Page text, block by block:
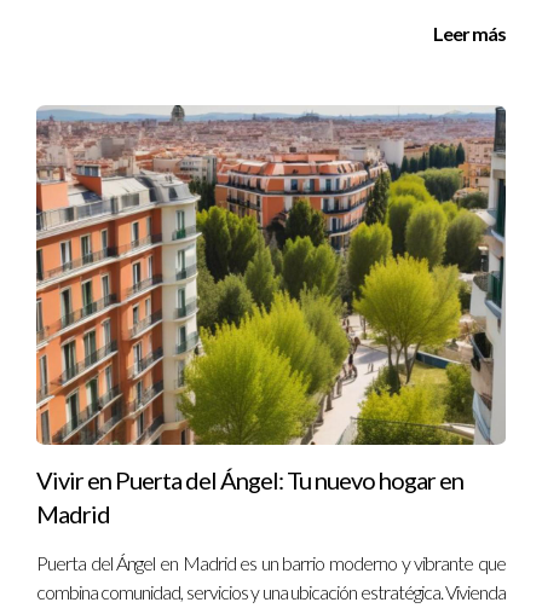
Leer más
Vivir en Puerta del Ángel: Tu nuevo hogar en
Madrid
Puerta del Ángel en Madrid es un barrio moderno y vibrante que
combina comunidad, servicios y una ubicación estratégica. Vivienda